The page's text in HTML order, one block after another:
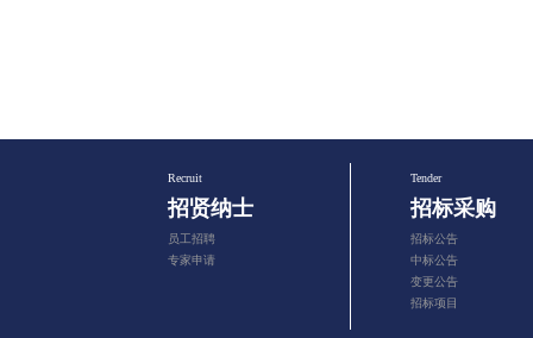
Recruit
招贤纳士
员工招聘
专家申请
Tender
招标采购
招标公告
中标公告
变更公告
招标项目